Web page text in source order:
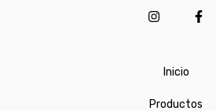
Inicio
Productos